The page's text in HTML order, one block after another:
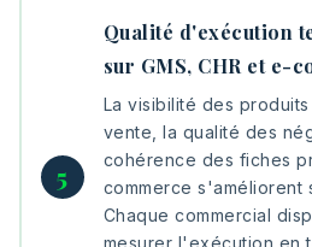
Qualité d'exécution
sur GMS, CHR et e-
La visibilité des
vente, la qualité des
cohérence des fiches
commerce s'améliorent
Chaque commercial
mesurer l'exécution en